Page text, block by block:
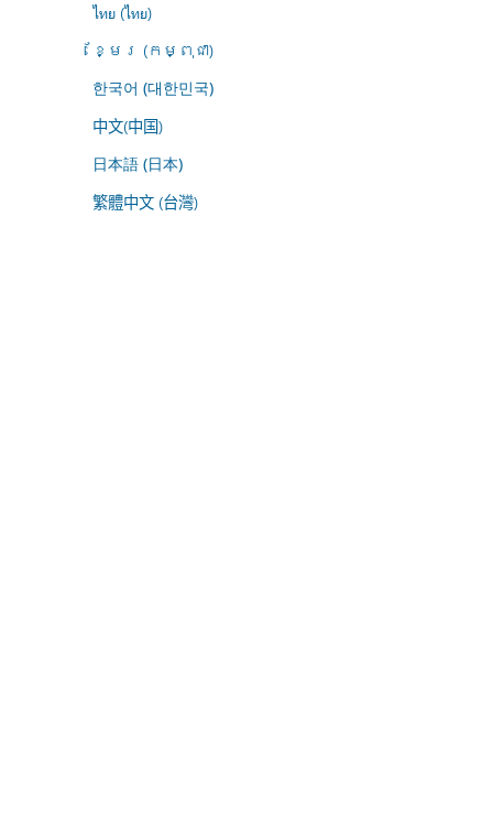
ไทย (ไทย)
ខ្មែរ (កម្ពុជា)
한국어 (대한민국)
中文(中国)
日本語 (日本)
繁體中文 (台灣)